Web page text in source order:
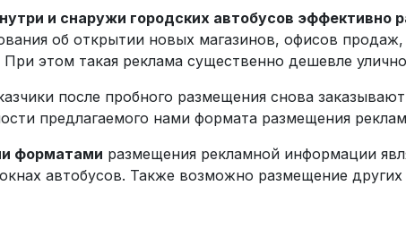
и снаружи городских автобусов эффективно
об открытии новых магазинов, офисов
При этом такая реклама существенно дешевле
после пробного размещения снова
предлагаемого нами формата размещения
форматами размещения рекламной информации
автобусов. Также возможно размещение